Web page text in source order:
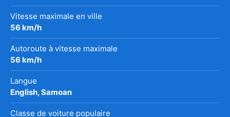
Vitesse maximale en ville
56 km/h
Autoroute à vitesse maximale
56 km/h
Langue
English, Samoan
Classe de voiture populaire